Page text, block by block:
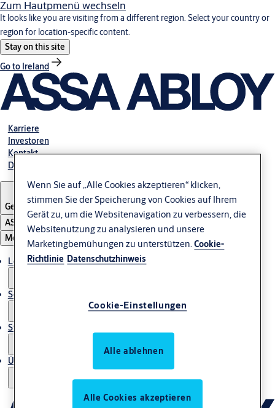
Zum Hautpmenü wechseln
It looks like you are visiting from a different region. Select your country or
region for location-specific content.
Stay on this site
Go to Ireland
Karriere
Investoren
Kontakt
Dokumente
Germany
ASSA ABLOY Group
Menü
Lösungen und Produkte
Service
Stories
Über uns
Wenn Sie auf „Alle Cookies akzeptieren“ klicken,
stimmen Sie der Speicherung von Cookies auf Ihrem
Gerät zu, um die Websitenavigation zu verbessern, die
Websitenutzung zu analysieren und unsere
Marketingbemühungen zu unterstützen.Cookie-
Richtlinie Datenschutzhinweis
Cookie-Einstellungen
Alle ablehnen
Alle Cookies akzeptieren